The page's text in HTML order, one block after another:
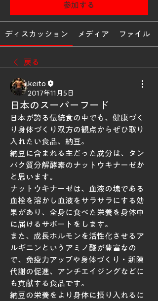
参加する
ディスカッション メディア ファイル
戻る
keito
2017年11月5日
日本のスーパーフード
日本が誇る伝統食の中でも、健康づく
り身体づくり双方の観点からぜひ取り
入れたい食品、納豆。
納豆に含まれる主だった成分は、タン
パク質分解酵素のナットウキナーゼか
と思います。
ナットウキナーゼは、血液の塊である
血栓を溶かし血液をサラサラにする効
果があり、全身に食べた栄養を身体中
に届けるサポートをします。
また、成長ホルモンを活性化させるア
ルギニンというアミノ酸が豊富なの
で、免疫力アップや身体づくり・新陳
代謝の促進、アンチエイジングなどに
も貢献する食品です。
納豆の栄養をより身体に摂り入れるに